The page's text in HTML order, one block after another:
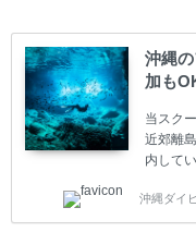
スクー
は年間
ックダ
ャンペ
迎 / 保
沖縄
加も
当スク
近郊離
内して
の方も
グコー
沖縄ダイ